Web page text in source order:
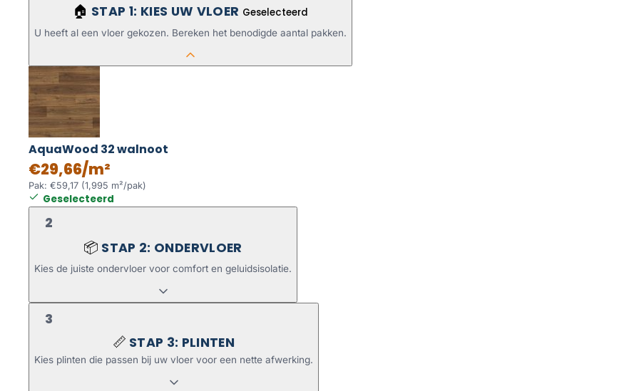
🏠 STAP 1: KIES UW VLOER Geselecteerd
U heeft al een vloer gekozen. Bereken het benodigde aantal pakken.
AquaWood 32 walnoot
€29,66/m²
Pak: €59,17 (1,995 m²/pak)
Geselecteerd
2
📦 STAP 2: ONDERVLOER
Kies de juiste ondervloer voor comfort en geluidsisolatie.
3
📏 STAP 3: PLINTEN
Kies plinten die passen bij uw vloer voor een nette afwerking.